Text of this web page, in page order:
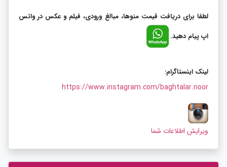
لطفا برای دریافت قیمت منوها، مبالغ ورودی، فیلم و عکس در واتس
اپ پیام دهید.
لینک اینستاگرام:
https://www.instagram.com/baghtalar.noor
ویرایش اطلاعات شما